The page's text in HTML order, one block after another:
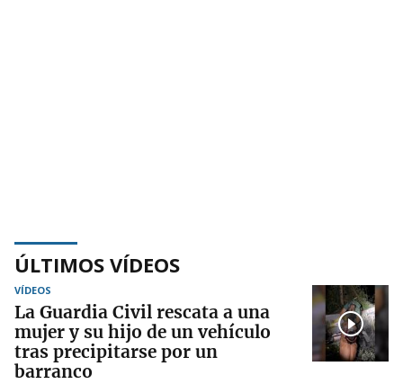
ÚLTIMOS VÍDEOS
VÍDEOS
La Guardia Civil rescata a una
mujer y su hijo de un vehículo
tras precipitarse por un
barranco